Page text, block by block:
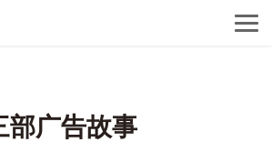
部广告故事